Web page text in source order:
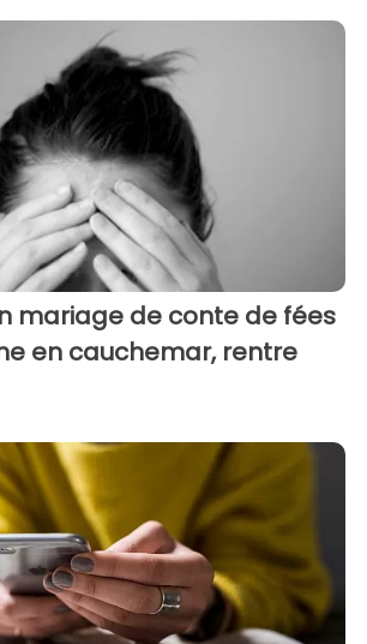
mariage de conte de fées
en cauchemar, rentre